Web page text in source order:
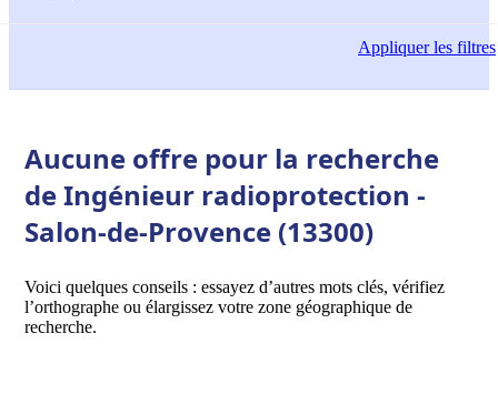
Appliquerles filtres
Aucune offre pour la recherche
de Ingénieur radioprotection -
Salon-de-Provence (13300)
Voici quelques conseils : essayez d’autres mots clés, vérifiez
l’orthographe ou élargissez votre zone géographique de
recherche.